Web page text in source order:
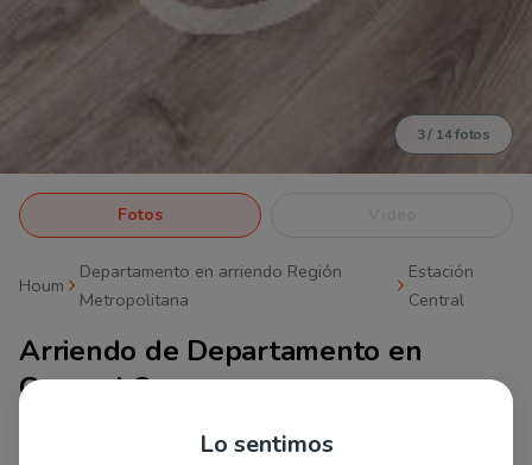
3/ 14fotos
Fotos
Houm
Departamento en arriendo Región
Metropolitana
Estación
Central
Arriendo de Departamento en
Coronel Souper
$265.000
Lo sentimos